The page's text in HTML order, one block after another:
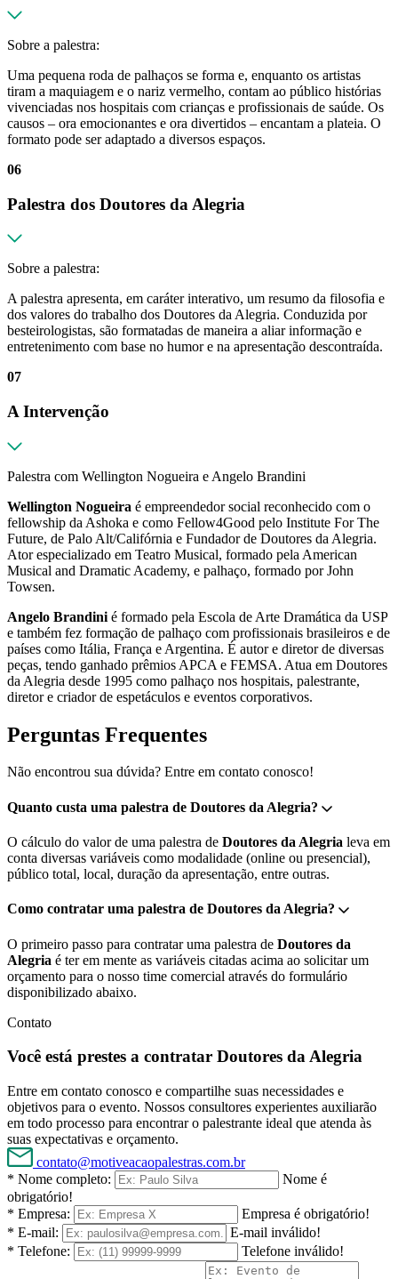
Sobre a palestra:
Uma pequena roda de palhaços se forma e, enquanto os artistas
tiram a maquiagem e o nariz vermelho, contam ao público histórias
vivenciadas nos hospitais com crianças e profissionais de saúde. Os
causos – ora emocionantes e ora divertidos – encantam a plateia. O
formato pode ser adaptado a diversos espaços.
06
Palestra dos Doutores da Alegria
Sobre a palestra:
A palestra apresenta, em caráter interativo, um resumo da filosofia e
dos valores do trabalho dos Doutores da Alegria. Conduzida por
besteirologistas, são formatadas de maneira a aliar informação e
entretenimento com base no humor e na apresentação descontraída.
07
A Intervenção
Palestra com Wellington Nogueira e Angelo Brandini
Wellington Nogueira é empreendedor social reconhecido com o
fellowship da Ashoka e como Fellow4Good pelo Institute For The
Future, de Palo Alt/Califórnia e Fundador de Doutores da Alegria.
Ator especializado em Teatro Musical, formado pela American
Musical and Dramatic Academy, e palhaço, formado por John
Towsen.
Angelo Brandini é formado pela Escola de Arte Dramática da USP
e também fez formação de palhaço com profissionais brasileiros e de
países como Itália, França e Argentina. É autor e diretor de diversas
peças, tendo ganhado prêmios APCA e FEMSA. Atua em Doutores
da Alegria desde 1995 como palhaço nos hospitais, palestrante,
diretor e criador de espetáculos e eventos corporativos.
Perguntas Frequentes
Não encontrou sua dúvida? Entre em contato conosco!
Quanto custa uma palestra de Doutores da Alegria?
O cálculo do valor de uma palestra de Doutores da Alegria leva em
conta diversas variáveis como modalidade (online ou presencial),
público total, local, duração da apresentação, entre outras.
Como contratar uma palestra de Doutores da Alegria?
O primeiro passo para contratar uma palestra de Doutores da
Alegria é ter em mente as variáveis citadas acima ao solicitar um
orçamento para o nosso time comercial através do formulário
disponibilizado abaixo.
Contato
Você está prestes a contratar Doutores da Alegria
Entre em contato conosco e compartilhe suas necessidades e
objetivos para o evento. Nossos consultores experientes auxiliarão
em todo processo para encontrar o palestrante ideal que atenda às
suas expectativas e orçamento.
contato@motiveacaopalestras.com.br
* Nome completo:
Nome é
obrigatório!
* Empresa:
Empresa é obrigatório!
* E-mail:
E-mail inválido!
* Telefone:
Telefone inválido!